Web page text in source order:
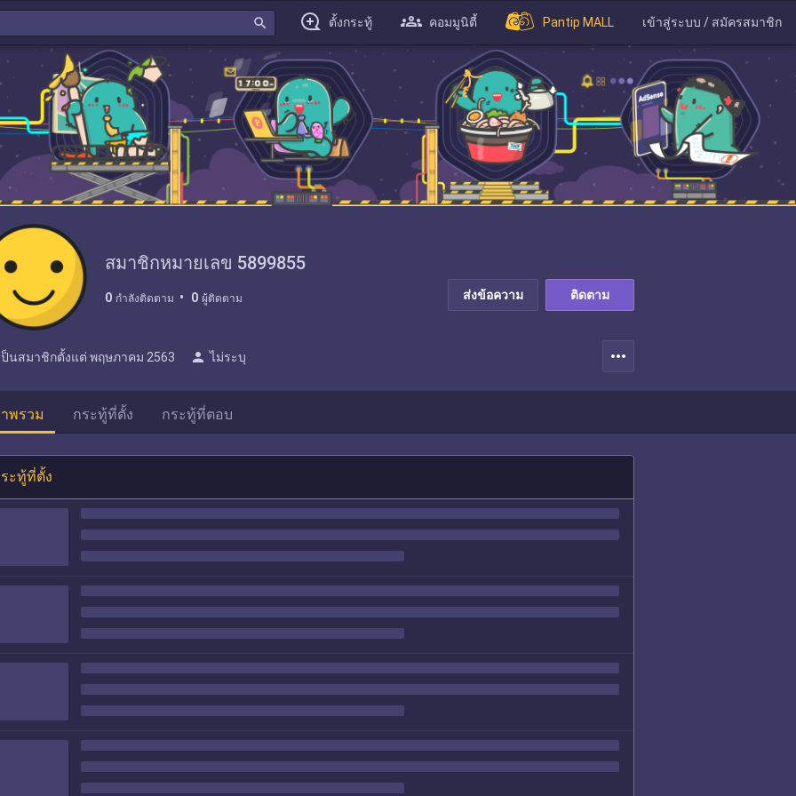
search ตั้งกระทู้ คอมมูนิตี้ Pantip MALL เข้าสู่ระบบ / สมัครสมาชิก
สมาชิกหมายเลข 5899855
0 กำลังติดตาม 0 ผู้ติดตาม ส่งข้อความ ติดตาม
ป็นสมาชิกตั้งแต่ พฤษภาคม 2563 person ไม่ระบุ more_horiz
พรวม กระทู้ที่ตั้ง กระทู้ที่ตอบ
ะทู้ที่ตั้ง